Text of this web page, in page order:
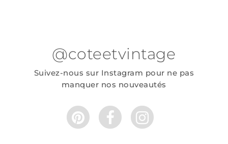
@coteetvintage
Suivez-nous sur Instagram pour ne pas
manquer nos nouveautés